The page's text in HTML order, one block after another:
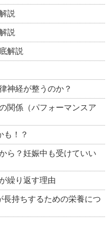
説
説
解説
神経が整うのか？
関係（パフォーマンスア
も！？
ら？妊娠中も受けていい
繰り返す理由
長持ちするための栄養につ